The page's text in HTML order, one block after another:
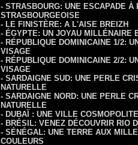
- STRASBOURG: UNE ESCAPADE À
STRASBOURGEOISE
- LE FINISTÈRE: A L'AISE BREIZH
- ÉGYPTE: UN JOYAU MILLÉNAIRE
- RÉPUBLIQUE DOMINICAINE 1/2:
VISAGE
- RÉPUBLIQUE DOMINICAINE 2/2:
VISAGE
- SARDAIGNE SUD: UNE PERLE
NATURELLE
- SARDAIGNE NORD: UNE PERLE
NATURELLE
- DUBAÏ : UNE VILLE
- BRÉSIL: VENEZ DÉCOUVRIR RIO
- SÉNÉGAL: UNE TERRE AUX
COULEURS